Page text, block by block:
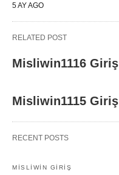
5 AY AGO
RELATED POST
Misliwin1116 Giriş
Misliwin1115 Giriş
RECENT POSTS
MISLIWIN GIRIŞ